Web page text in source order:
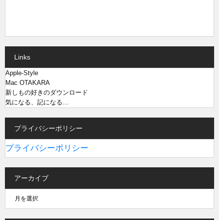
Links
Apple-Style
Mac OTAKARA
新しもの好きのダウンロード
気になる、記になる…
プライバシーポリシー
プライバシーポリシー
アーカイブ